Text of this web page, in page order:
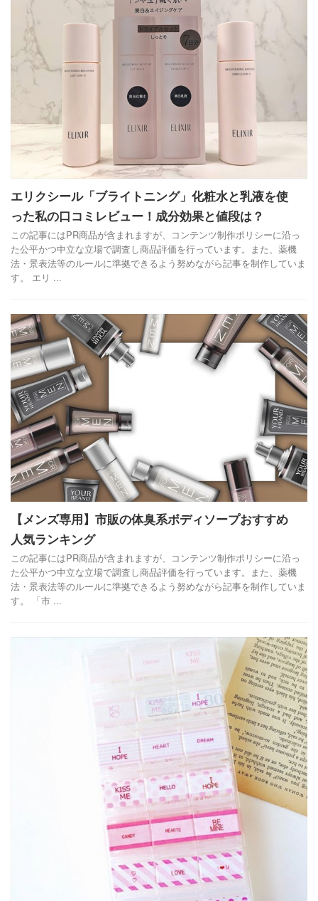
エリクシール「ブライトニング」化粧水と乳液を使
った私の口コミレビュー！成分効果と値段は？
この記事にはPR商品が含まれますが、コンテンツ制作ポリシーに沿っ
た公平かつ中立な立場で調査し商品評価を行っています。また、薬機
法・景表法等のルールに準拠できるよう努めながら記事を制作していま
す。 エリ ...
【メンズ専用】市販の体臭系ボディソープおすすめ
人気ランキング
この記事にはPR商品が含まれますが、コンテンツ制作ポリシーに沿っ
た公平かつ中立な立場で調査し商品評価を行っています。また、薬機
法・景表法等のルールに準拠できるよう努めながら記事を制作していま
す。 「市 ...